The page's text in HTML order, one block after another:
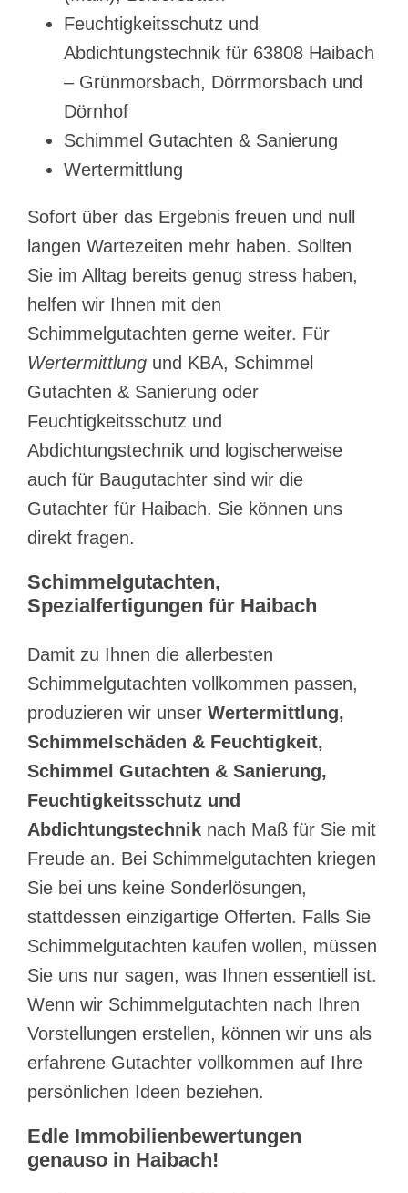
Feuchtigkeitsschutz und
Abdichtungstechnik für 63808 Haibach
– Grünmorsbach, Dörrmorsbach und
Dörnhof
Schimmel Gutachten & Sanierung
Wertermittlung
Sofort über das Ergebnis freuen und null
langen Wartezeiten mehr haben. Sollten
Sie im Alltag bereits genug stress haben,
helfen wir Ihnen mit den
Schimmelgutachten gerne weiter. Für
Wertermittlung und KBA, Schimmel
Gutachten & Sanierung oder
Feuchtigkeitsschutz und
Abdichtungstechnik und logischerweise
auch für Baugutachter sind wir die
Gutachter für Haibach. Sie können uns
direkt fragen.
Schimmelgutachten,
Spezialfertigungen für Haibach
Damit zu Ihnen die allerbesten
Schimmelgutachten vollkommen passen,
produzieren wir unser Wertermittlung,
Schimmelschäden & Feuchtigkeit,
Schimmel Gutachten & Sanierung,
Feuchtigkeitsschutz und
Abdichtungstechnik nach Maß für Sie mit
Freude an. Bei Schimmelgutachten kriegen
Sie bei uns keine Sonderlösungen,
stattdessen einzigartige Offerten. Falls Sie
Schimmelgutachten kaufen wollen, müssen
Sie uns nur sagen, was Ihnen essentiell ist.
Wenn wir Schimmelgutachten nach Ihren
Vorstellungen erstellen, können wir uns als
erfahrene Gutachter vollkommen auf Ihre
persönlichen Ideen beziehen.
Edle Immobilienbewertungen
genauso in Haibach!